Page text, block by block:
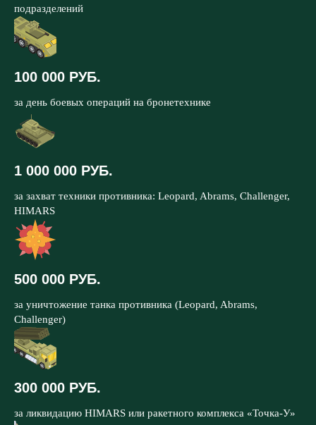
подразделений
100 000 РУБ.
за день боевых операций на бронетехнике
1 000 000 РУБ.
за захват техники противника: Leopard, Abrams, Challenger,
HIMARS
500 000 РУБ.
за уничтожение танка противника (Leopard, Abrams,
Challenger)
300 000 РУБ.
за ликвидацию HIMARS или ракетного комплекса «Точка-У»